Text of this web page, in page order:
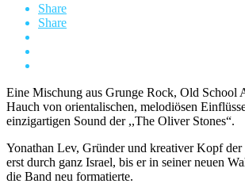
Share
Share
Eine Mischung aus Grunge Rock, Old School
Hauch von orientalischen, melodiösen
einzigartigen Sound der ,,The Oliver Stones“.
Yonathan Lev, Gründer und kreativer Kopf der
erst durch ganz Israel, bis er in seiner neuen
die Band neu formatierte.